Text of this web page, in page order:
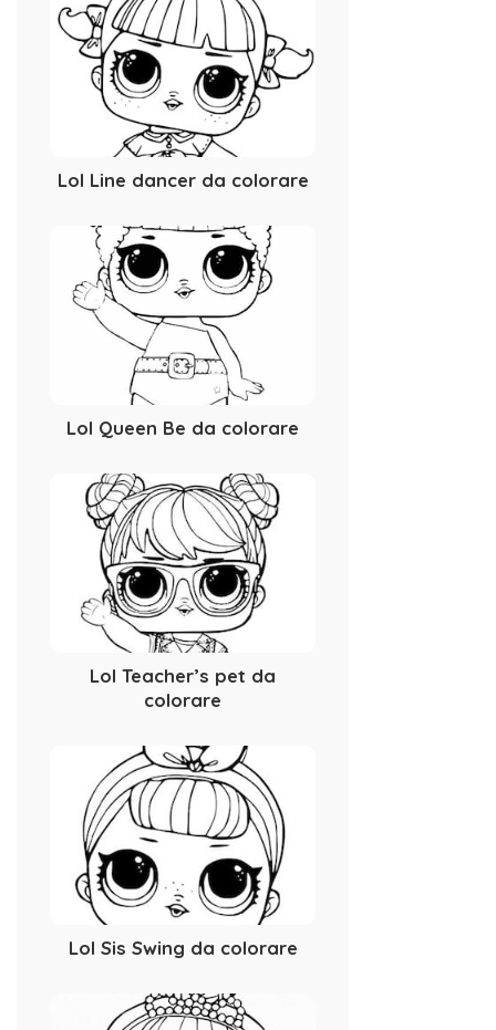
Lol Line dancer da colorare
Lol Queen Be da colorare
Lol Teacher’s pet da
colorare
Lol Sis Swing da colorare